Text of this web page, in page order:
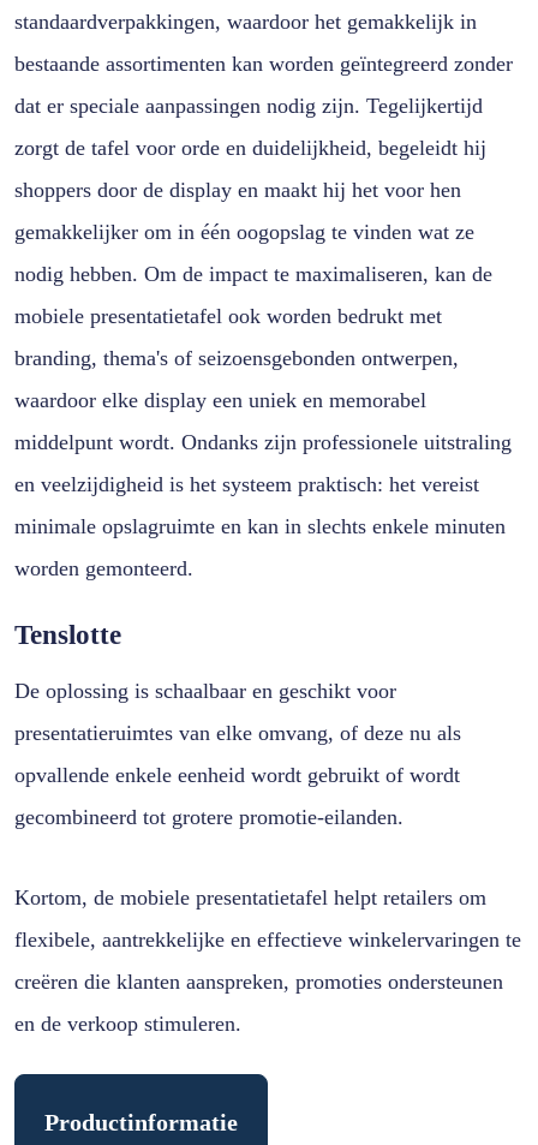
standaardverpakkingen, waardoor het gemakkelijk in
bestaande assortimenten kan worden geïntegreerd zonder
dat er speciale aanpassingen nodig zijn. Tegelijkertijd
zorgt de tafel voor orde en duidelijkheid, begeleidt hij
shoppers door de display en maakt hij het voor hen
gemakkelijker om in één oogopslag te vinden wat ze
nodig hebben. Om de impact te maximaliseren, kan de
mobiele presentatietafel ook worden bedrukt met
branding, thema's of seizoensgebonden ontwerpen,
waardoor elke display een uniek en memorabel
middelpunt wordt. Ondanks zijn professionele uitstraling
en veelzijdigheid is het systeem praktisch: het vereist
minimale opslagruimte en kan in slechts enkele minuten
worden gemonteerd.
Tenslotte
De oplossing is schaalbaar en geschikt voor
presentatieruimtes van elke omvang, of deze nu als
opvallende enkele eenheid wordt gebruikt of wordt
gecombineerd tot grotere promotie-eilanden.
Kortom, de mobiele presentatietafel helpt retailers om
flexibele, aantrekkelijke en effectieve winkelervaringen te
creëren die klanten aanspreken, promoties ondersteunen
en de verkoop stimuleren.
Productinformatie